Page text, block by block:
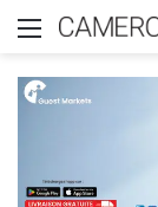
Menu